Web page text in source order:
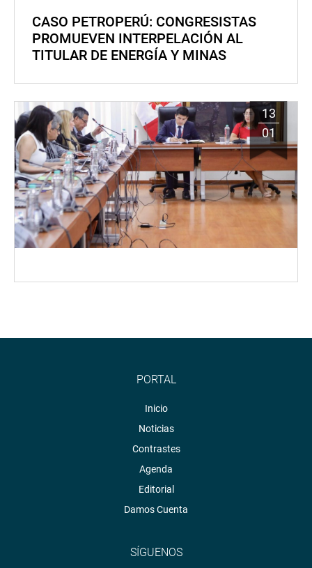
CASO PETROPERÚ: CONGRESISTAS
PROMUEVEN INTERPELACIÓN AL
TITULAR DE ENERGÍA Y MINAS
13
01
PORTAL
Inicio
Noticias
Contrastes
Agenda
Editorial
Damos Cuenta
SÍGUENOS